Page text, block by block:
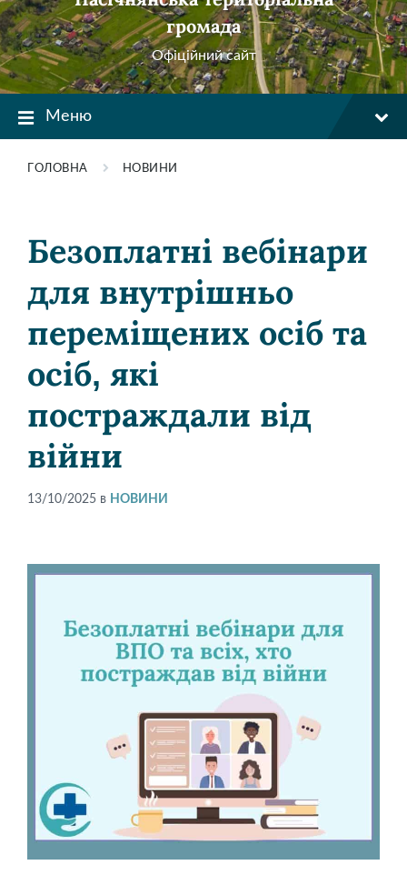
громада
Офіційний сайт
Меню
ГОЛОВНА НОВИНИ
Безоплатні вебінари
для внутрішньо
переміщених осіб та
осіб, які
постраждали від
війни
13/10/2025 в НОВИНИ